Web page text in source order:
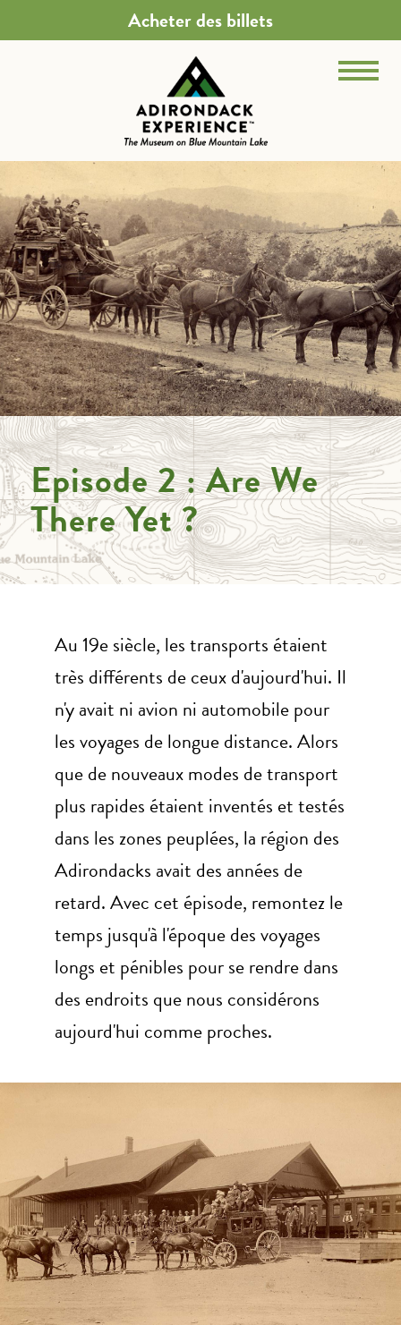
Acheter des billets
Episode 2 : Are We
There Yet ?
Au 19e siècle, les transports étaient
très différents de ceux d'aujourd'hui. Il
n'y avait ni avion ni automobile pour
les voyages de longue distance. Alors
que de nouveaux modes de transport
plus rapides étaient inventés et testés
dans les zones peuplées, la région des
Adirondacks avait des années de
retard. Avec cet épisode, remontez le
temps jusqu'à l'époque des voyages
longs et pénibles pour se rendre dans
des endroits que nous considérons
aujourd'hui comme proches.